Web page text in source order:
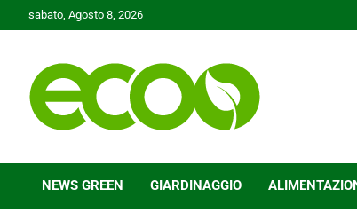
to
sabato, Agosto 8, 2026
Ecoo.it
NEWS GREEN GIARDINAGGIO